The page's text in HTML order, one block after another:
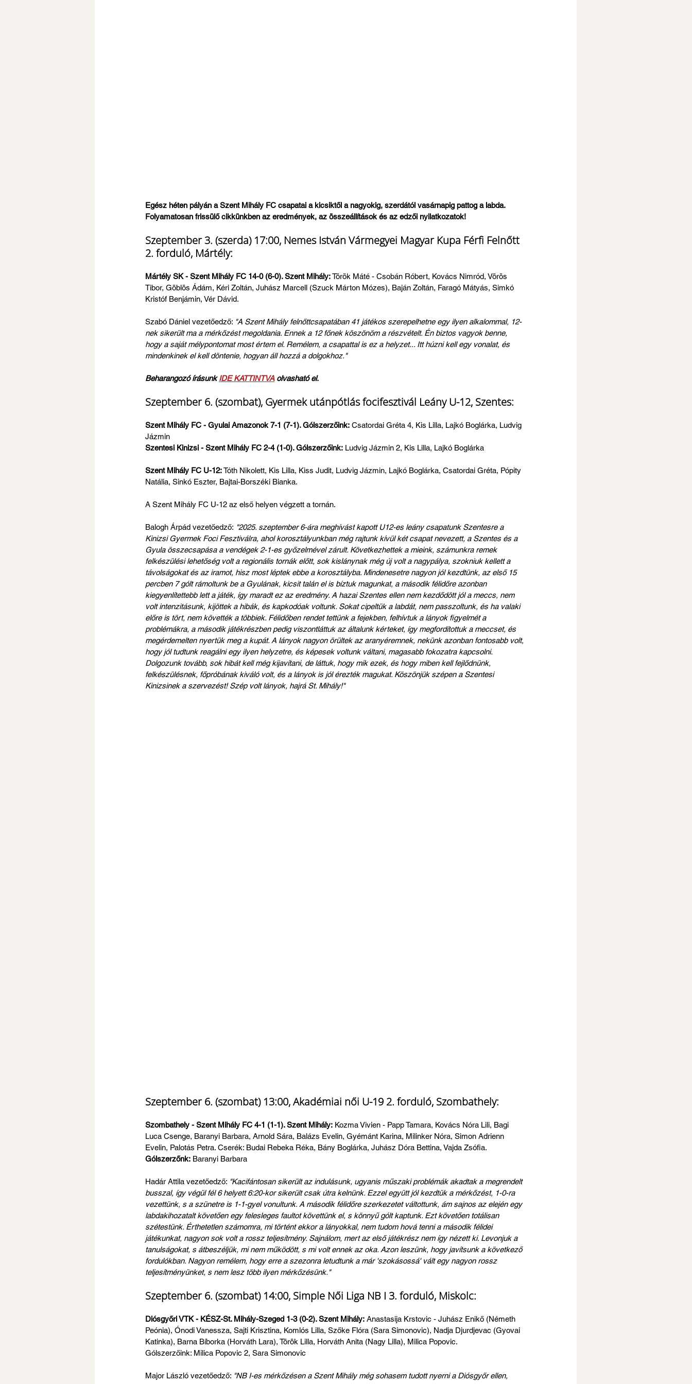
Egész héten pályán a Szent Mihály FC csapatai a kicsiktől a nagyokig, szerdától vasárnapig pattog a labda.
Folyamatosan frissülő cikkünkben az eredmények, az összeállítások és az edzői nyilatkozatok!
Szeptember 3. (szerda) 17:00, Nemes István Vármegyei Magyar Kupa Férfi Felnőtt
2. forduló, Mártély:
Mártély SK - Szent Mihály FC 14-0 (6-0). Szent Mihály: Török Máté - Csobán Róbert, Kovács Nimród, Vörös
Tibor, Göblös Ádám, Kéri Zoltán, Juhász Marcell (Szuck Márton Mózes), Baján Zoltán, Faragó Mátyás, Simkó
Kristóf Benjámin, Vér Dávid.
Szabó Dániel vezetőedző: "A Szent Mihály felnőttcsapatában 41 játékos szerepelhetne egy ilyen alkalommal, 12-
nek sikerült ma a mérkőzést megoldania. Ennek a 12 főnek köszönöm a részvételt. Én biztos vagyok benne,
hogy a saját mélypontomat most értem el. Remélem, a csapattal is ez a helyzet... Itt húzni kell egy vonalat, és
mindenkinek el kell döntenie, hogyan áll hozzá a dolgokhoz."
Beharangozó írásunk IDE KATTINTVA olvasható el.
Szeptember 6. (szombat), Gyermek utánpótlás focifesztivál Leány U-12, Szentes:
Szent Mihály FC - Gyulai Amazonok 7-1 (7-1). Gólszerzőink: Csatordai Gréta 4, Kis Lilla, Lajkó Boglárka, Ludvig
Jázmin
Szentesi Kinizsi - Szent Mihály FC 2-4 (1-0). Gólszerzőink: Ludvig Jázmin 2, Kis Lilla, Lajkó Boglárka
Szent Mihály FC U-12: Tóth Nikolett, Kis Lilla, Kiss Judit, Ludvig Jázmin, Lajkó Boglárka, Csatordai Gréta, Pópity
Natália, Sinkó Eszter, Bajtai-Borszéki Bianka.
A Szent Mihály FC U-12 az első helyen végzett a tornán.
Balogh Árpád vezetőedző: "2025. szeptember 6-ára meghívást kapott U12-es leány csapatunk Szentesre a
Kinizsi Gyermek Foci Fesztiválra, ahol korosztályunkban még rajtunk kívül két csapat nevezett, a Szentes és a
Gyula összecsapása a vendégek 2-1-es győzelmével zárult. Következhettek a mieink, számunkra remek
felkészülési lehetőség volt a regionális tornák előtt, sok kislánynak még új volt a nagypálya, szokniuk kellett a
távolságokat és az iramot, hisz most léptek ebbe a korosztályba. Mindenesetre nagyon jól kezdtünk, az első 15
percben 7 gólt rámoltunk be a Gyulának, kicsit talán el is bíztuk magunkat, a második félidőre azonban
kiegyenlítettebb lett a játék, így maradt ez az eredmény. A hazai Szentes ellen nem kezdődött jól a meccs, nem
volt intenzitásunk, kijöttek a hibák, és kapkodóak voltunk. Sokat cipeltük a labdát, nem passzoltunk, és ha valaki
előre is tört, nem követték a többiek. Félidőben rendet tettünk a fejekben, felhívtuk a lányok figyelmét a
problémákra, a második játékrészben pedig viszontláttuk az általunk kérteket, így megfordítottuk a meccset, és
megérdemelten nyertük meg a kupát. A lányok nagyon örültek az aranyéremnek, nekünk azonban fontosabb volt,
hogy jól tudtunk reagálni egy ilyen helyzetre, és képesek voltunk váltani, magasabb fokozatra kapcsolni.
Dolgozunk tovább, sok hibát kell még kijavítani, de láttuk, hogy mik ezek, és hogy miben kell fejlődnünk,
felkészülésnek, főpróbának kiváló volt, és a lányok is jól érezték magukat. Köszönjük szépen a Szentesi
Kinizsinek a szervezést! Szép volt lányok, hajrá St. Mihály!"
Szeptember 6. (szombat) 13:00, Akadémiai női U-19 2. forduló, Szombathely:
Szombathely - Szent Mihály FC 4-1 (1-1). Szent Mihály: Kozma Vivien - Papp Tamara, Kovács Nóra Lili, Bagi
Luca Csenge, Baranyi Barbara, Arnold Sára, Balázs Evelin, Gyémánt Karina, Milinker Nóra, Simon Adrienn
Evelin, Palotás Petra. Cserék: Budai Rebeka Réka, Bány Boglárka, Juhász Dóra Bettina, Vajda Zsófia.
Gólszerzőnk: Baranyi Barbara
Hadár Attila vezetőedző: "Kacifántosan sikerült az indulásunk, ugyanis műszaki problémák akadtak a megrendelt
busszal, így végül fél 6 helyett 6:20-kor sikerült csak útra kelnünk. Ezzel együtt jól kezdtük a mérkőzést, 1-0-ra
vezettünk, s a szünetre is 1-1-gyel vonultunk. A második félidőre szerkezetet váltottunk, ám sajnos az elején egy
labdakihozatalt követően egy felesleges faultot követtünk el, s könnyű gólt kaptunk. Ezt követően totálisan
szétestünk. Érthetetlen számomra, mi történt ekkor a lányokkal, nem tudom hová tenni a második félidei
játékunkat, nagyon sok volt a rossz teljesítmény. Sajnálom, mert az első játékrész nem így nézett ki. Levonjuk a
tanulságokat, s átbeszéljük, mi nem működött, s mi volt ennek az oka. Azon leszünk, hogy javítsunk a következő
fordulókban. Nagyon remélem, hogy erre a szezonra letudtunk a már 'szokásossá' vált egy nagyon rossz
teljesítményünket, s nem lesz több ilyen mérkőzésünk."
Szeptember 6. (szombat) 14:00, Simple Női Liga NB I 3. forduló, Miskolc:
Diósgyőri VTK - KÉSZ-St. Mihály-Szeged 1-3 (0-2). Szent Mihály: Anastasija Krstovic - Juhász Enikő (Németh
Peónia), Ónodi Vanessza, Sajti Krisztina, Komlós Lilla, Szőke Flóra (Sara Simonovic), Nadja Djurdjevac (Gyovai
Katinka), Barna Bíborka (Horváth Lara), Török Lilla, Horváth Anita (Nagy Lilla), Milica Popovic.
Gólszerzőink: Milica Popovic 2, Sara Simonovic
Major László vezetőedző: "NB I-es mérkőzésen a Szent Mihály még sohasem tudott nyerni a Diósgyőr ellen,